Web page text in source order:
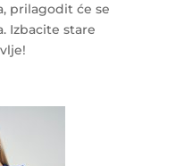
prilagodit će se
Izbacite stare